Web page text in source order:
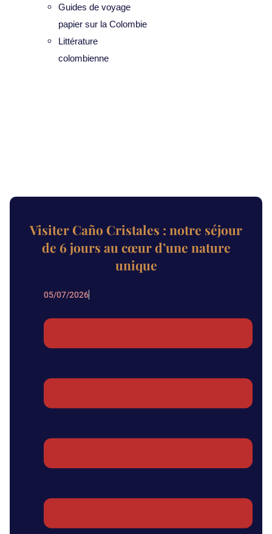
Guides de voyage
papier sur la Colombie
Littérature
colombienne
Visiter Caño Cristales : notre séjour
de 6 jours au cœur d’une nature
unique
05/07/2026